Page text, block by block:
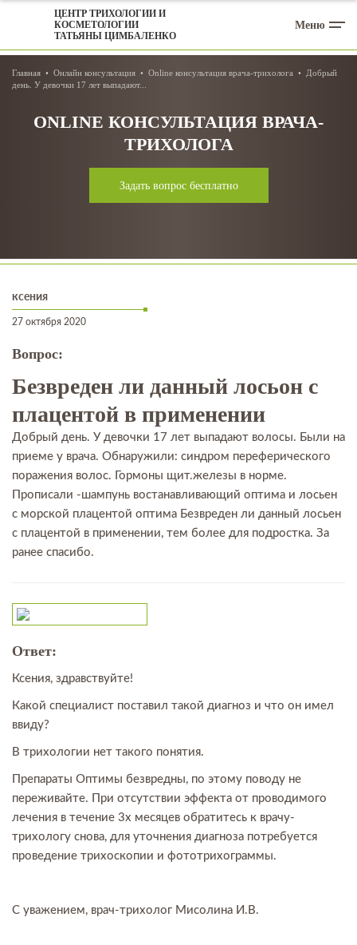
ЦЕНТР ТРИХОЛОГИИ И
КОСМЕТОЛОГИИ
ТАТЬЯНЫ ЦИМБАЛЕНКО
Меню
Главная Онлайн консультация Online консультация врача-трихолога
Добрый
день. У девочки 17 лет выпадают...
ONLINE КОНСУЛЬТАЦИЯ ВРАЧА-
ТРИХОЛОГА
Задать вопрос бесплатно
ксения
27 октября 2020
Вопрос:
Безвреден ли данный лосьон с
плацентой в применении
Добрый день. У девочки 17 лет выпадают волосы. Были на
приеме у врача. Обнаружили: синдром переферического
поражения волос. Гормоны щит.железы в норме.
Прописали -шампунь востанавливающий оптима и лосьен
с морской плацентой оптима Безвреден ли данный лосьен
с плацентой в применении, тем более для подростка. За
ранее спасибо.
Ответ:
Ксения, здравствуйте!
Какой специалист поставил такой диагноз и что он имел
ввиду?
В трихологии нет такого понятия.
Препараты Оптимы безвредны, по этому поводу не
переживайте. При отсутствии эффекта от проводимого
лечения в течение 3х месяцев обратитесь к врачу-
трихологу снова, для уточнения диагноза потребуется
проведение трихоскопии и фототрихограммы.
С уважением, врач-трихолог Мисолина И.В.